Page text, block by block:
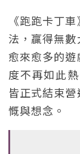
《跑跑卡丁
法，贏得無
愈來愈多的
度不再如此
皆正式結束
慨與想念。